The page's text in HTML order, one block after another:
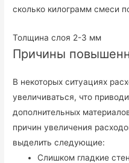
сколько килограмм смеси
Толщина слоя 2-3 мм
Причины
В некоторых ситуациях
увеличиваться, что
дополнительных
причин увеличения
выделить следующие:
Слишком гладкие